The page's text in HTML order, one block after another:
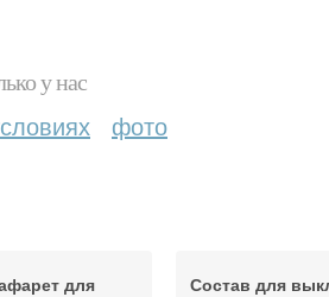
у нас
фото
для
Состав для